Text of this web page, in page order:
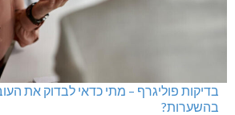
בדיקות פוליגרף – מתי כדאי לבדוק את
בהשערות?